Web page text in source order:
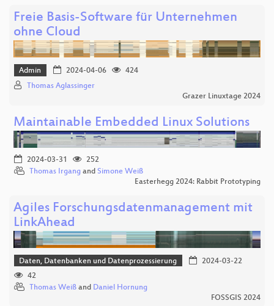
Freie Basis-Software für Unternehmen
ohne Cloud
Admin 2024-04-06
424
Thomas Aglassinger
Grazer Linuxtage 2024
Maintainable Embedded Linux Solutions
2024-03-31
252
Thomas Irgang and Simone Weiß
Easterhegg 2024: Rabbit Prototyping
Agiles Forschungsdatenmanagement mit
LinkAhead
Daten, Datenbanken und Datenprozessierung
2024-03-22
42
Thomas Weiß and Daniel Hornung
FOSSGIS 2024